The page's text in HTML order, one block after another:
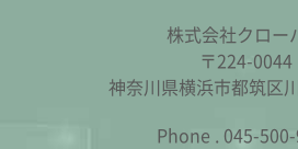
株式会社クロー
〒224-0044
神奈川県横浜市都筑区
Phone . 045-